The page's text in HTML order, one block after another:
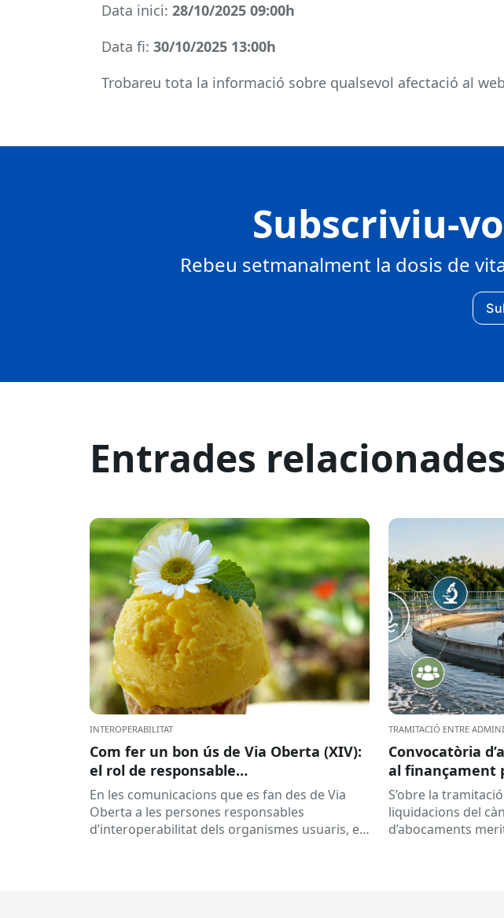
Data inici: 28/10/2025 09:00h
Data fi: 30/10/2025 13:00h
Trobareu tota la informació sobre qualsevol afectació al web
Subscriviu-
Rebeu setmanalment la dosis de
Entrades relacionades
INTEROPERABILITAT
Com fer un bon ús de Via Oberta (XIV):
el rol de responsable
d’interoperabilitat, al dia
En les comunicacions que es fan des de Via
Oberta a les persones responsables
d’interoperabilitat dels organismes usuaris, es
TRAMITACIÓ ENTRE
Convocatòria
al finançament
d’abocaments
liquidat l’any
S’obre la
liquidacions del
d’abocaments